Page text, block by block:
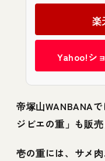
楽
Yahoo!シ
帝塚山WANBANA
ジビエの重」も販売
壱の重には、サメ